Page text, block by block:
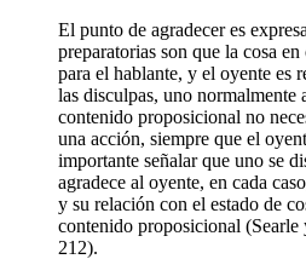
El punto de agradecer es
preparatorias son que la cosa
para el hablante, y el oyente es
las disculpas, uno normalmente
contenido proposicional no
una acción, siempre que el
importante señalar que uno se
agradece al oyente, en cada
y su relación con el estado de
contenido proposicional
212).